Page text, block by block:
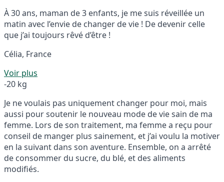
À 30 ans, maman de 3 enfants, je me suis réveillée un
matin avec l’envie de changer de vie ! De devenir celle
que j’ai toujours rêvé d’être !
Célia, France
Voir plus
-20 kg
Je ne voulais pas uniquement changer pour moi, mais
aussi pour soutenir le nouveau mode de vie sain de ma
femme. Lors de son traitement, ma femme a reçu pour
conseil de manger plus sainement, et j’ai voulu la motiver
en la suivant dans son aventure. Ensemble, on a arrêté
de consommer du sucre, du blé, et des aliments
modifiés.